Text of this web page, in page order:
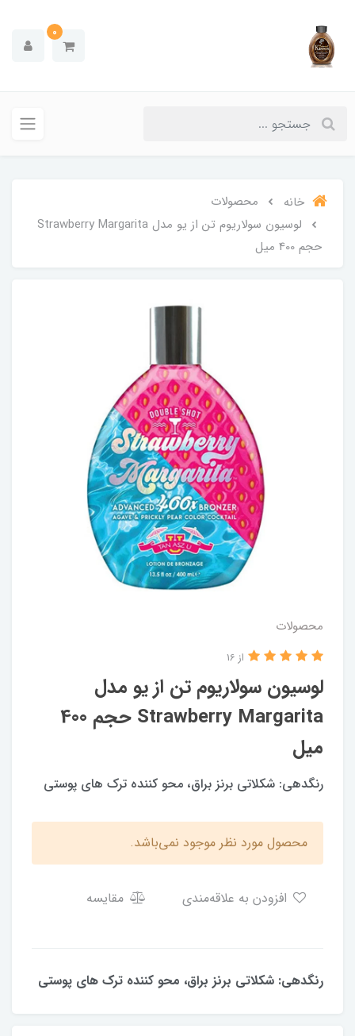
0
خانه
محصولات
لوسیون سولاریوم تن از یو مدل Strawberry Margarita
حجم 400 میل
محصولات
لوسیون سولاریوم تن از یو مدل
Strawberry Margarita حجم 400
میل
از 16
رنگدهی: شکلاتی برنز براق، محو کننده ترک های پوستی
محصول مورد نظر موجود نمی‌باشد.
مقایسه
رنگدهی: شکلاتی برنز براق، محو کننده ترک های پوستی